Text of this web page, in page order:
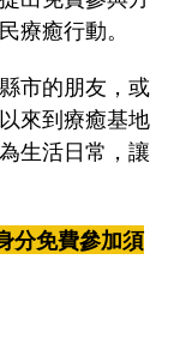
療癒行動。
市的朋友，或
來到療癒基地
生活日常，讓
分免費參加須